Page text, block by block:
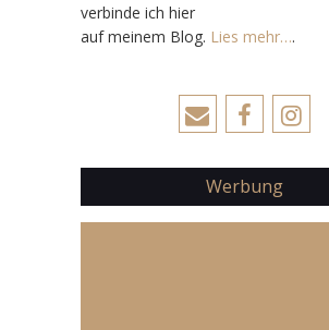
verbinde ich hier
auf meinem Blog. Lies mehr….
Werbung